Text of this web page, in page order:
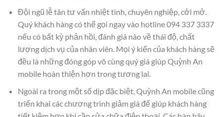
Đội ngũ lễ tân tư vấn nhiệt tình, chuyên nghiệp, cởi mở.
Quý khách hàng có thể gọi ngay vào hotline 094 337 3337
nếu có bất kỳ phản hồi, đánh giá nào về thái độ, chất
lượng dịch vụ của nhân viên. Mọi ý kiến của khách hàng sẽ
đều là những đóng góp vô cùng quý giá giúp Quỳnh An
mobile hoàn thiện hơn trong tương lai.
Ngoài ra trong một số dịp đặc biệt, Quỳnh An mobile cũng
triển khai các chương trình giảm giá để giúp khách hàng